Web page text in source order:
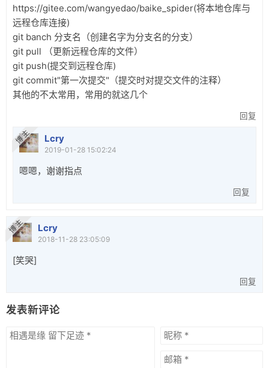
https://gitee.com/wangyedao/baike_spider(将本地仓库与
远程仓库连接)
git banch 分支名（创建名字为分支名的分支）
git pull （更新远程仓库的文件）
git push(提交到远程仓库)
git commit"第一次提交"（提交时对提交文件的注释）
其他的不太常用，常用的就这几个
回复
Lcry
博 主
2019-01-28 15:02:24
嗯嗯，谢谢指点
回复
Lcry
博 主
2018-11-28 23:05:09
[笑哭]
回复
发表新评论